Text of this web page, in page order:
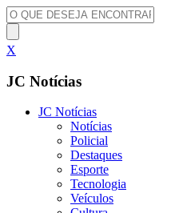
X
JC Notícias
JC Notícias
Notícias
Policial
Destaques
Esporte
Tecnologia
Veículos